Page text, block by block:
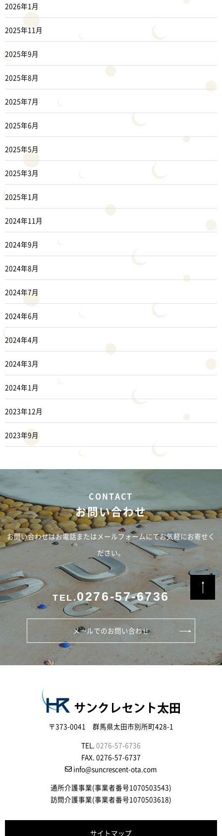
2026年1月
2025年11月
2025年9月
2025年8月
2025年7月
2025年6月
2025年5月
2025年3月
2025年1月
2024年11月
2024年9月
2024年8月
2024年7月
2024年6月
2024年4月
2024年3月
2024年1月
2023年12月
2023年9月
お問い合わせ
お問い合わせはお電話またはメールフォームにてお気軽にお寄せく
ださい。
TEL. 0276-57-6736
メールでのお問い合わせ
〒373-0041 群馬県太田市別所町428-1
TEL. 0276-57-6736
FAX. 0276-57-6737
info@suncrescent-ota.com
通所介護事業(事業者番号1070503543)
訪問介護事業(事業者番号1070503618)
サイトマップ